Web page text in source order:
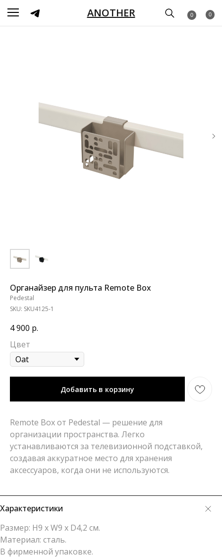
0 0
ANOTHER
Органайзер для пульта Remote Box
Pedestal
SKU: SKU4125-1
4 900 р.
Цвет
Добавить в корзину
Remote Box от Pedestal — решение для
организации пространства. Легко
устанавливаются за телевизионной подставкой,
создавая аккуратное место для хранения
аксессуаров, когда они не используются.
Характеристики
Размер: H9 x W9 x D4,2 см.
Материал: сталь.
В фирменной упаковке.